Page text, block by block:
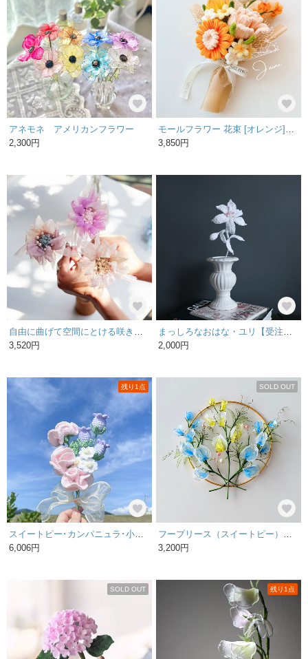
アネモネ アメリカンフラワー
2,300円
3,850円
3,520円
2,000円
残り1点
6,006円
SOLD OUT
3,200円
SOLD OUT 残り1点